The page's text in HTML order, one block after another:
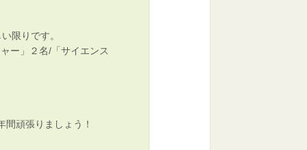
限りです。
ー」２名/「サイエンス
頑張りましょう！